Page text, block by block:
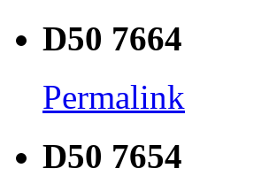
D50 7664
Permalink
D50 7654